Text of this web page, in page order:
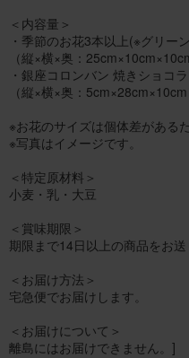
＜内容量＞
・季節のお花3本以上(※グリー
（縦×横×奥：
・銀座コロンバン 焼きショコ
（縦×横×奥：5cm×28cm×10cm
※お花のサイズは個体差がある
※写真はイメージです。
＜特定原材料＞
小麦・乳・大豆
＜賞味期限＞
期限まで14日以上の商品をお送
＜お届け方法＞
宅急便でお届けします。
＜お届けについて＞
離島にはお届けできません。]